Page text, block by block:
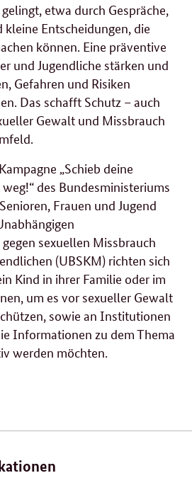
etwa durch Gespräche,
Entscheidungen, die
können. Eine präventive
und Jugendliche stärken und
Gefahren und Risiken
Das schafft Schutz – auch
Gewalt und Missbrauch
„Schieb deine
des Bundesministeriums
Frauen und Jugend
sexuellen Missbrauch
(UBSKM) richten sich
Kind in ihrer Familie oder im
um es vor sexueller Gewalt
sowie an Institutionen
Informationen zu dem Thema
werden möchten.